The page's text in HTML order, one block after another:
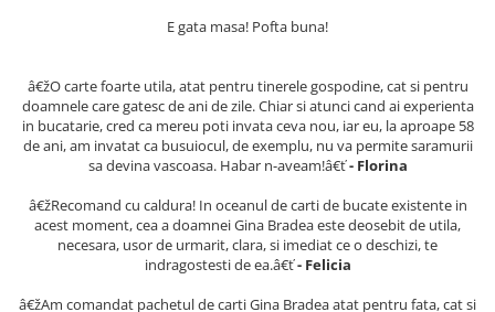
romantice
Senzatii/Dragoste
Senzatii/Erotic
Senzatii/Suspans
Senzatii/Thriller
Teatru
E gata masa! Pofta buna!
â€žO carte foarte utila, atat pentru tinerele gospodine, cat si pentru
doamnele care gatesc de ani de zile. Chiar si atunci cand ai experienta
in bucatarie, cred ca mereu poti invata ceva nou, iar eu, la aproape 58
de ani, am invatat ca busuiocul, de exemplu, nu va permite saramurii
sa devina vascoasa. Habar n-aveam!â€ť- Florina
â€žRecomand cu caldura! In oceanul de carti de bucate existente in
acest moment, cea a doamnei Gina Bradea este deosebit de utila,
necesara, usor de urmarit, clara, si imediat ce o deschizi, te
indragostesti de ea.â€ť- Felicia
â€žAm comandat pachetul de carti Gina Bradea atat pentru fata, cat si